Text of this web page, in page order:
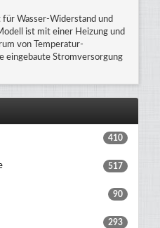
Wasser-Widerstand und
ist mit einer Heizung und
von Temperatur-
eingebaute Stromversorgung
410
517
90
293